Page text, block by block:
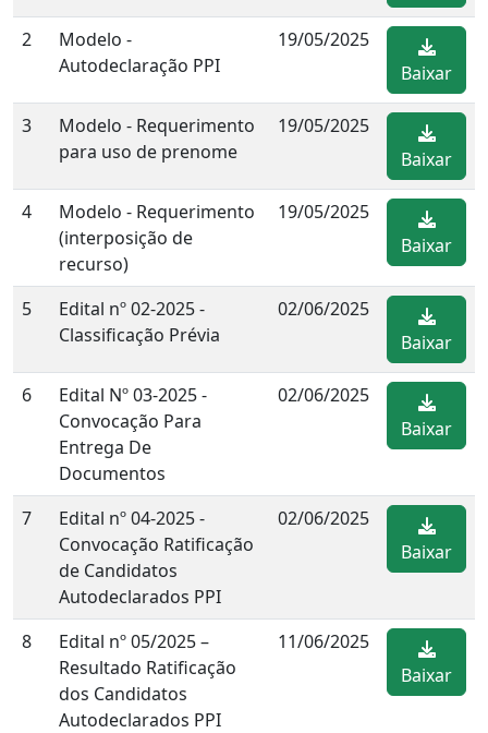
2
Modelo -
Autodeclaração PPI
19/05/2025
Baixar
3
Modelo - Requerimento
para uso de prenome
19/05/2025
Baixar
4
Modelo - Requerimento
(interposição de
recurso)
19/05/2025
Baixar
5
Edital nº 02-2025 -
Classificação Prévia
02/06/2025
Baixar
6
Edital Nº 03-2025 -
Convocação Para
Entrega De
Documentos
02/06/2025
Baixar
7
Edital nº 04-2025 -
Convocação Ratificação
de Candidatos
Autodeclarados PPI
02/06/2025
Baixar
8
Edital nº 05/2025 –
Resultado Ratificação
dos Candidatos
Autodeclarados PPI
11/06/2025
Baixar